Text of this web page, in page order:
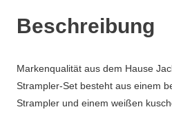
Beschreibung
Markenqualität aus dem Hause
Strampler-Set besteht aus einem
Strampler und einem weißen